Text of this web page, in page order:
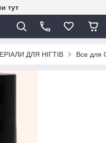
тут
ДЛЯ НІГТІВ Все